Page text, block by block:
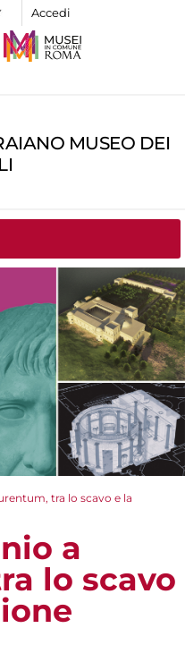
Accedi
MUSEO DEI
tra lo scavo e la
a
lo scavo